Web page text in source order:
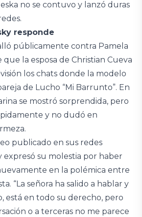
no se contuvo y lanzó duras
responde
públicamente contra Pamela
que la esposa de Christian Cueva
los chats donde la modelo
de Lucho “Mi Barrunto”. En
se mostró sorprendida, pero
y no dudó en
publicado en sus redes
expresó su molestia por haber
en la polémica entre
“La señora ha salido a hablar y
está en todo su derecho, pero
o a terceras no me parece